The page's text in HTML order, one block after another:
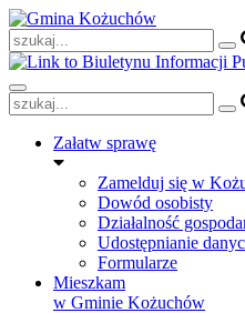
Skip
to
content
Załatw sprawę
Zamelduj się w
Dowód osobisty
Działalność
Udostępnianie
Formularze
Mieszkam
w Gminie Kożuchów